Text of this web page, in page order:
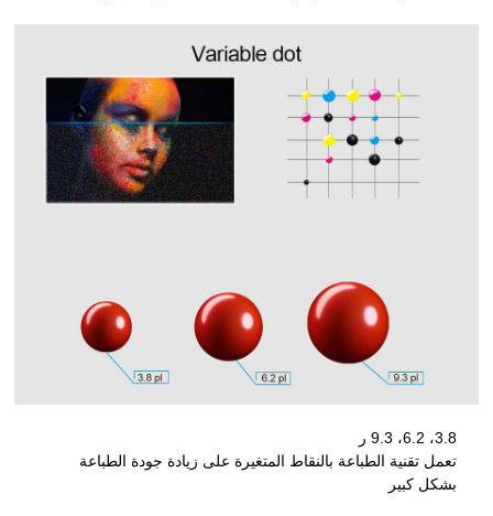
3.8، 6.2، 9.3 ر
تعمل تقنية الطباعة بالنقاط المتغيرة على زيادة جودة الطباعة
بشكل كبير